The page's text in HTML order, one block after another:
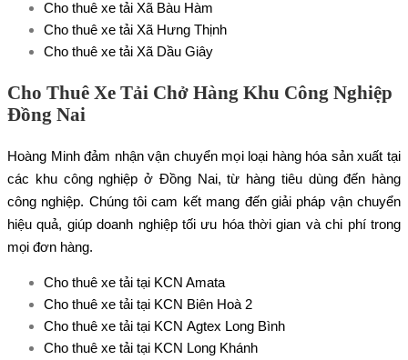
Cho thuê xe tải Xã Bàu Hàm
Cho thuê xe tải Xã Hưng Thịnh
Cho thuê xe tải Xã Dầu Giây
Cho Thuê Xe Tải Chở Hàng Khu Công Nghiệp
Đồng Nai
Hoàng Minh đảm nhận vận chuyển mọi loại hàng hóa sản xuất tại
các khu công nghiệp ở Đồng Nai, từ hàng tiêu dùng đến hàng
công nghiệp. Chúng tôi cam kết mang đến giải pháp vận chuyển
hiệu quả, giúp doanh nghiệp tối ưu hóa thời gian và chi phí trong
mọi đơn hàng.
Cho thuê xe tải tại KCN Amata
Cho thuê xe tải tại KCN Biên Hoà 2
Cho thuê xe tải tại KCN Agtex Long Bình
Cho thuê xe tải tại KCN Long Khánh